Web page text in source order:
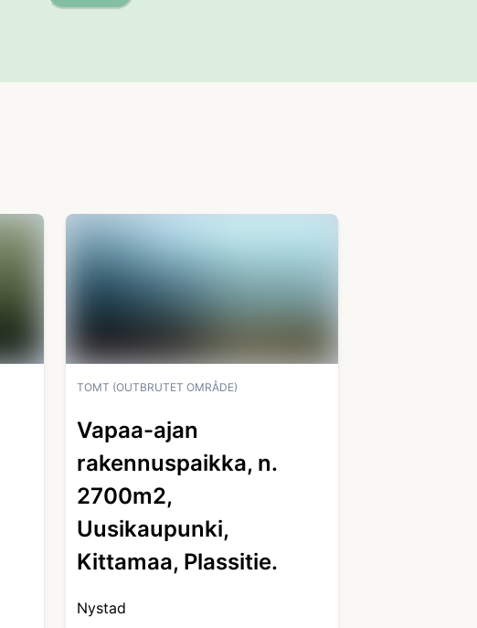
TOMT (OUTBRUTET OMRÅDE)
Vapaa-ajan
rakennuspaikka, n.
2700m2,
Uusikaupunki,
Kittamaa, Plassitie.
Nystad